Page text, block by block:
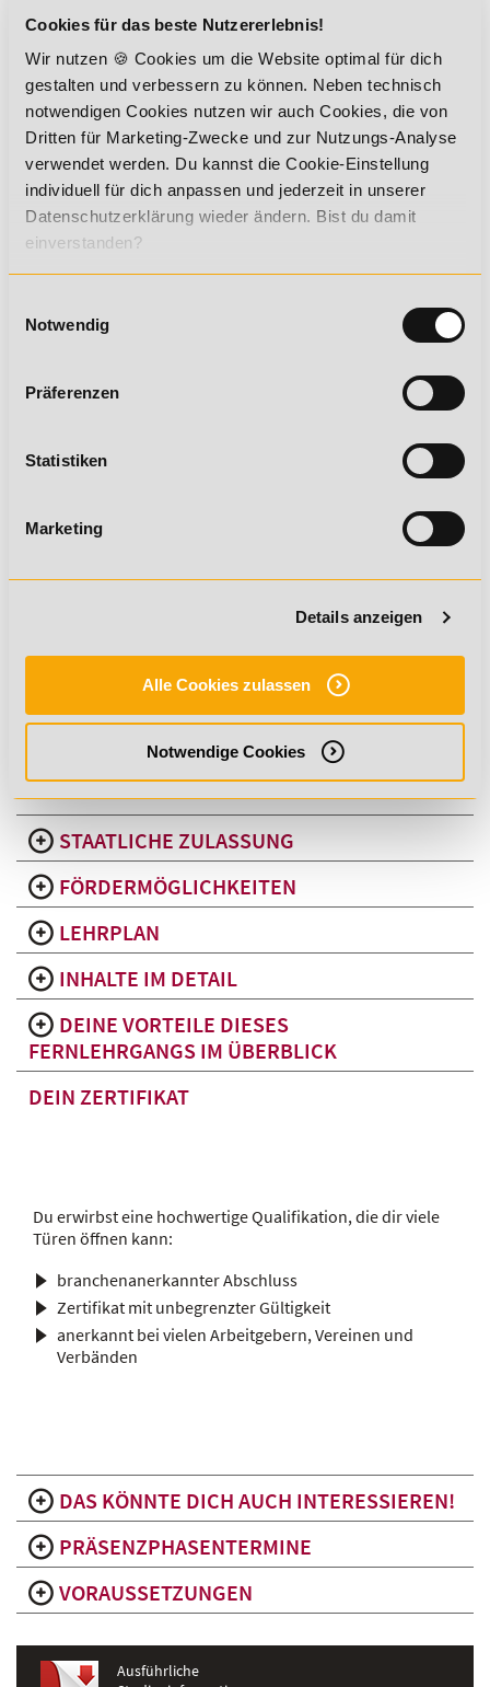
Cookies für das beste Nutzererlebnis!
Wir nutzen 🍪 Cookies um die Website optimal für dich
gestalten und verbessern zu können. Neben technisch
notwendigen Cookies nutzen wir auch Cookies, die von
Dritten für Marketing-Zwecke und zur Nutzungs-Analyse
verwendet werden. Du kannst die Cookie-Einstellung
individuell für dich anpassen und jederzeit in unserer
Datenschutzerklärung wieder ändern. Bist du damit
einverstanden?
Notwendig
Präferenzen
Statistiken
Marketing
Details anzeigen
Alle Cookies zulassen
Notwendige Cookies
✔ Moderne Lehrmaterialien
Unsere professionell gestalteten Lehrmaterialien stehen
dir auch digital zur Verfügung
✔ Individuelle Betreuung
Menschlich, fachlich, technisch – selbstverständlich stehen
wir dir mit Rat und Tat zur Seite
KÖNNEN WIR DICH
UNTERSTÜTZEN?
Deine persönliche Bildungsberatung ist gerne für Dich
49 7191-22987-0
STAATLICHE ZULASSUNG
FÖRDERMÖGLICHKEITEN
LEHRPLAN
INHALTE IM DETAIL
DEINE VORTEILE DIESES
FERNLEHRGANGS IM ÜBERBLICK
DEIN ZERTIFIKAT
Du erwirbst eine hochwertige Qualifikation, die dir viele
Türen öffnen kann:
branchenanerkannter Abschluss
Zertifikat mit unbegrenzter Gültigkeit
anerkannt bei vielen Arbeitgebern, Vereinen und
Verbänden
DAS KÖNNTE DICH AUCH INTERESSIEREN!
PRÄSENZPHASENTERMINE
VORAUSSETZUNGEN
Ausführliche